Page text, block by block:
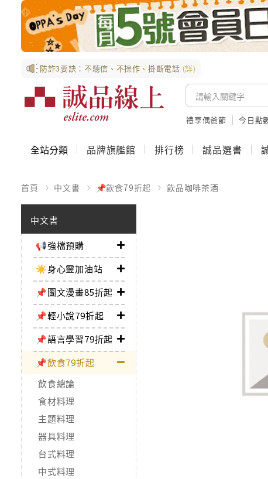
防詐3要訣：不聽信、不操作、掛斷電話 (詳)
禮享偶爸節 今日點
全站分類 品牌旗艦館 排行榜 誠品選書
首頁 中文書 📌飲食79折起 飲品咖啡茶酒
中文書
📢強檔預購
☀️身心靈加油站
📌圖文漫畫85折起
📌輕小說79折起
📌語言學習79折起
📌飲食79折起
飲食總論
食材料理
主題料理
器具料理
台式料理
中式料理